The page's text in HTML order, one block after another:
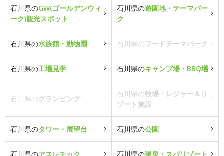
石川県のGW(ゴールデンウィ
ーク)観光スポット
石川県の遊園地・テーマパー
ク
石川県の水族館・動物園 石川県のフードテーマパーク
石川県の工場見学 石川県のキャンプ場・BBQ場
石川県のグランピング
石川県の牧場・レジャー＆リ
ゾート施設
石川県のタワー・展望台 石川県の公園